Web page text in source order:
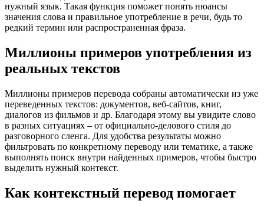
нужный язык. Такая функция поможет понять нюансы
значения слова и правильное употребление в речи, будь то
редкий термин или распространенная фраза.
Миллионы примеров употребления из
реальных текстов
Миллионы примеров перевода собраны автоматически из уже
переведенных текстов: документов, веб-сайтов, книг,
диалогов из фильмов и др. Благодаря этому вы увидите слово
в разных ситуациях – от официально-делового стиля до
разговорного сленга. Для удобства результаты можно
фильтровать по конкретному переводу или тематике, а также
выполнять поиск внутри найденных примеров, чтобы быстро
выделить нужный контекст.
Как контекстный перевод помогает